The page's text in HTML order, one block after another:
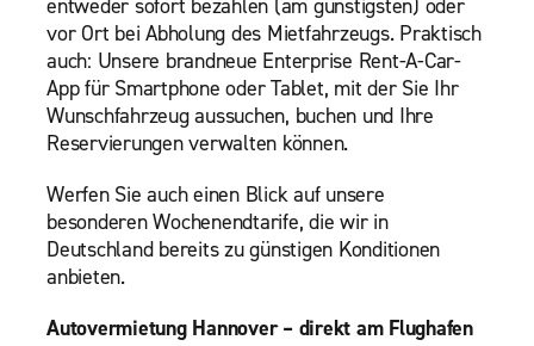
entweder sofort bezahlen (am günstigsten) oder
vor Ort bei Abholung des Mietfahrzeugs. Praktisch
auch: Unsere brandneue Enterprise Rent-A-Car-
App für Smartphone oder Tablet, mit der Sie Ihr
Wunschfahrzeug aussuchen, buchen und Ihre
Reservierungen verwalten können.
Werfen Sie auch einen Blick auf unsere
besonderen Wochenendtarife, die wir in
Deutschland bereits zu günstigen Konditionen
anbieten.
Autovermietung Hannover – direkt am Flughafen